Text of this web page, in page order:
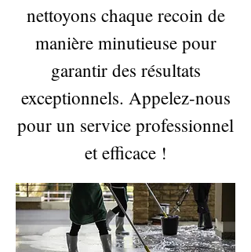
nettoyons chaque recoin de
manière minutieuse pour
garantir des résultats
exceptionnels. Appelez-nous
pour un service professionnel
et efficace !